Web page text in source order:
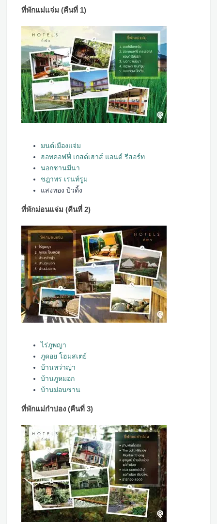
ที่พักแม่แจ่ม (คืนที่ 1)
มนต์เมืองแจ่ม
ฮอทคอฟฟี่ เกสต์เฮาส์ แอนด์ รีสอร์ท
นอกชานมีนา
ชฎาพร เรนท์รูม
แสงทอง บิวดิ้ง
ที่พักม่อนแจ่ม (คืนที่ 2)
ไร่ภูพญา
ภูดอย โฮมสเตย์
บ้านหว่าญ่า
บ้านภูหมอก
บ้านม่อนซาน
ที่พักแม่กำปอง (คืนที่ 3)